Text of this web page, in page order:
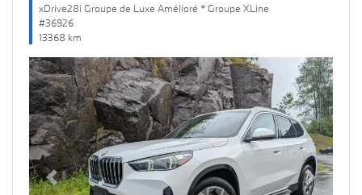
xDrive28i Groupe de Luxe Amélioré * Groupe XLine
#36926
13368 km
Previous Next